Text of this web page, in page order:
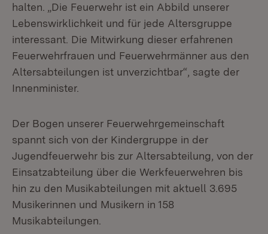
halten. „Die Feuerwehr ist ein Abbild unserer
Lebenswirklichkeit und für jede Altersgruppe
interessant. Die Mitwirkung dieser erfahrenen
Feuerwehrfrauen und Feuerwehrmänner aus den
Altersabteilungen ist unverzichtbar“, sagte der
Innenminister.
Der Bogen unserer Feuerwehrgemeinschaft
spannt sich von der Kindergruppe in der
Jugendfeuerwehr bis zur Altersabteilung, von der
Einsatzabteilung über die Werkfeuerwehren bis
hin zu den Musikabteilungen mit aktuell 3.695
Musikerinnen und Musikern in 158
Musikabteilungen.